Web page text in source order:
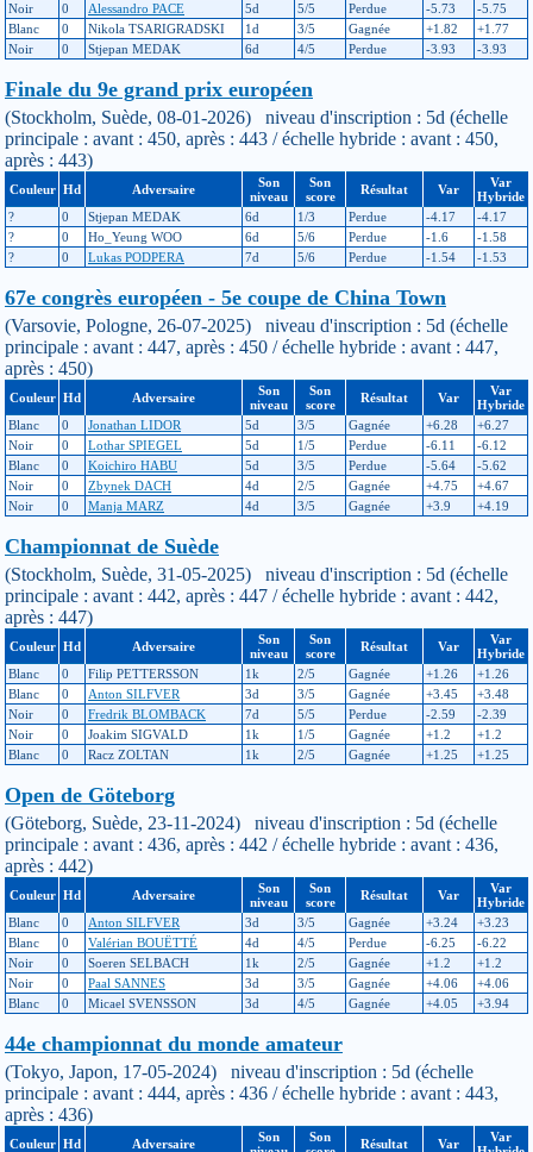
Noir
0 Alessandro PACE 5d 5/5 Perdue -5.73
-5.75
Blanc
0 Nikola TSARIGRADSKI 1d 3/5 Gagnée +1.82
+1.77
Noir
0 Stjepan MEDAK 6d 4/5 Perdue -3.93 -3.93
Finale du 9e grand prix européen
(Stockholm, Suède, 08-01-2026) niveau d'inscription : 5d (échelle
principale : avant : 450, après : 443 / échelle hybride : avant : 450,
après : 443)
Couleur Hd Adversaire
Son
niveau
Son
score
Résultat Var
Var
Hybride
?
0 Stjepan MEDAK 6d 1/3 Perdue -4.17
-4.17
?
0 Ho_Yeung WOO 6d 5/6 Perdue -1.6
-1.58
?
0 Lukas PODPERA 7d 5/6 Perdue -1.54 -1.53
67e congrès européen - 5e coupe de China Town
(Varsovie, Pologne, 26-07-2025) niveau d'inscription : 5d (échelle
principale : avant : 447, après : 450 / échelle hybride : avant : 447,
après : 450)
Couleur Hd Adversaire
Son
niveau
Son
score
Résultat Var
Var
Hybride
Blanc
0 Jonathan LIDOR 5d 3/5 Gagnée +6.28
+6.27
Noir
0 Lothar SPIEGEL 5d 1/5 Perdue -6.11
-6.12
Blanc
0 Koichiro HABU 5d 3/5 Perdue -5.64
-5.62
Noir
0 Zbynek DACH 4d 2/5 Gagnée +4.75
+4.67
Noir
0 Manja MARZ 4d 3/5 Gagnée +3.9 +4.19
Championnat de Suède
(Stockholm, Suède, 31-05-2025) niveau d'inscription : 5d (échelle
principale : avant : 442, après : 447 / échelle hybride : avant : 442,
après : 447)
Couleur Hd Adversaire
Son
niveau
Son
score
Résultat Var
Var
Hybride
Blanc
0 Filip PETTERSSON 1k 2/5 Gagnée +1.26
+1.26
Blanc
0 Anton SILFVER 3d 3/5 Gagnée +3.45
+3.48
Noir
0 Fredrik BLOMBACK 7d 5/5 Perdue -2.59
-2.39
Noir
0 Joakim SIGVALD 1k 1/5 Gagnée +1.2
+1.2
Blanc
0 Racz ZOLTAN 1k 2/5 Gagnée +1.25 +1.25
Open de Göteborg
(Göteborg, Suède, 23-11-2024) niveau d'inscription : 5d (échelle
principale : avant : 436, après : 442 / échelle hybride : avant : 436,
après : 442)
Couleur Hd Adversaire
Son
niveau
Son
score
Résultat Var
Var
Hybride
Blanc
0 Anton SILFVER 3d 3/5 Gagnée +3.24
+3.23
Blanc
0 Valérian BOUËTTÉ 4d 4/5 Perdue -6.25
-6.22
Noir
0 Soeren SELBACH 1k 2/5 Gagnée +1.2
+1.2
Noir
0 Paal SANNES 3d 3/5 Gagnée +4.06
+4.06
Blanc
0 Micael SVENSSON 3d 4/5 Gagnée +4.05 +3.94
44e championnat du monde amateur
(Tokyo, Japon, 17-05-2024) niveau d'inscription : 5d (échelle
principale : avant : 444, après : 436 / échelle hybride : avant : 443,
après : 436)
Couleur Hd Adversaire
Son
Son
Résultat Var
Var